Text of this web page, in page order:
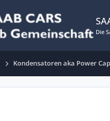
Die
Kondensatoren aka Power